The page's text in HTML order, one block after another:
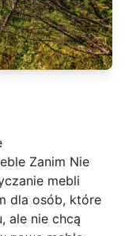
Zanim Nie
mebli
dla osób, które
ale nie chcą